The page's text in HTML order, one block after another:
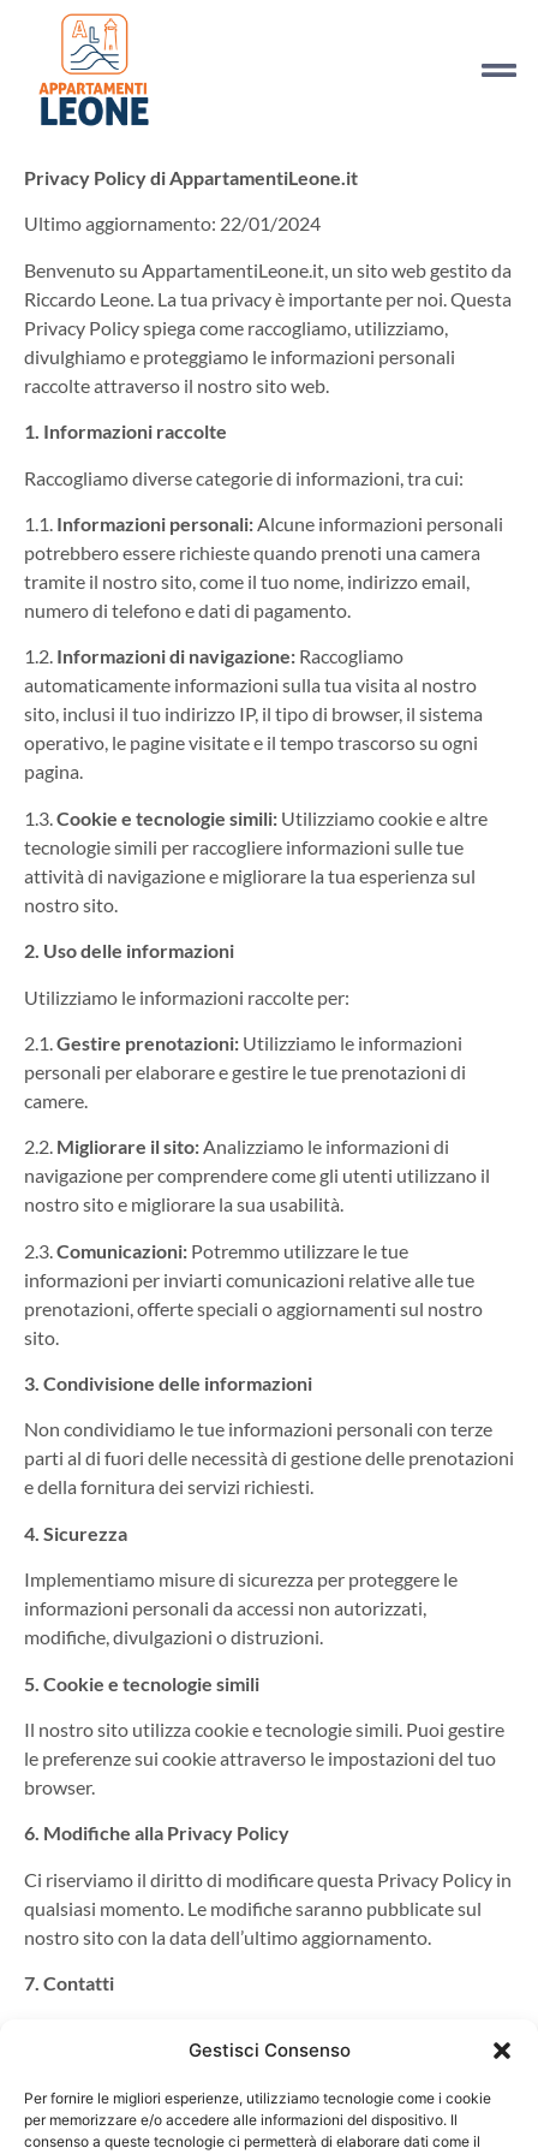
Gestisci Consenso
Per fornire le migliori esperienze, utilizziamo tecnologie come i cookie
per memorizzare e/o accedere alle informazioni del dispositivo. Il
consenso a queste tecnologie ci permetterà di elaborare dati come il
Privacy Policy di AppartamentiLeone.it
Ultimo aggiornamento: 22/01/2024
Benvenuto su AppartamentiLeone.it, un sito web gestito da
Riccardo Leone. La tua privacy è importante per noi. Questa
Privacy Policy spiega come raccogliamo, utilizziamo,
divulghiamo e proteggiamo le informazioni personali
raccolte attraverso il nostro sito web.
1. Informazioni raccolte
Raccogliamo diverse categorie di informazioni, tra cui:
1.1. Informazioni personali:Alcune informazioni personali
potrebbero essere richieste quando prenoti una camera
tramite il nostro sito, come il tuo nome, indirizzo email,
numero di telefono e dati di pagamento.
1.2. Informazioni di navigazione: Raccogliamo
automaticamente informazioni sulla tua visita al nostro
sito, inclusi il tuo indirizzo IP, il tipo di browser, il sistema
operativo, le pagine visitate e il tempo trascorso su ogni
pagina.
1.3. Cookie e tecnologie simili: Utilizziamo cookie e altre
tecnologie simili per raccogliere informazioni sulle tue
attività di navigazione e migliorare la tua esperienza sul
nostro sito.
2. Uso delle informazioni
Utilizziamo le informazioni raccolte per:
2.1.Gestire prenotazioni: Utilizziamo le informazioni
personali per elaborare e gestire le tue prenotazioni di
camere.
2.2. Migliorare il sito:Analizziamo le informazioni di
navigazione per comprendere come gli utenti utilizzano il
nostro sito e migliorare la sua usabilità.
2.3. Comunicazioni: Potremmo utilizzare le tue
informazioni per inviarti comunicazioni relative alle tue
prenotazioni, offerte speciali o aggiornamenti sul nostro
sito.
3. Condivisione delle informazioni
Non condividiamo le tue informazioni personali con terze
parti al di fuori delle necessità di gestione delle prenotazioni
e della fornitura dei servizi richiesti.
4. Sicurezza
Implementiamo misure di sicurezza per proteggere le
informazioni personali da accessi non autorizzati,
modifiche, divulgazioni o distruzioni.
5. Cookie e tecnologie simili
Il nostro sito utilizza cookie e tecnologie simili. Puoi gestire
le preferenze sui cookie attraverso le impostazioni del tuo
browser.
6. Modifiche alla Privacy Policy
Ci riserviamo il diritto di modificare questa Privacy Policy in
qualsiasi momento. Le modifiche saranno pubblicate sul
nostro sito con la data dell’ultimo aggiornamento.
7. Contatti
Policy, puoi contattarci all’indirizzo email
Grazie per aver scelto AppartamentiLeone.it. Siamo